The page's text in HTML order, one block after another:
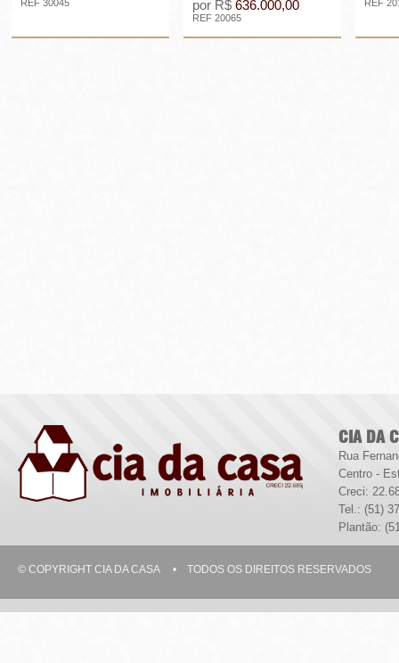
REF 30045
por R$ 636.000,00
REF 20065
REF
CIA DA
Rua
Centro -
Creci:
Tel.: (51)
Plantão:
© COPYRIGHT CIA DA CASA • TODOS OS DIREITOS RESERVADOS